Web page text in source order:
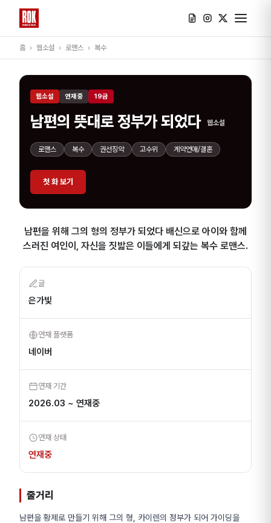
홈 › 웹소설 › 로맨스 › 복수
웹소설 연재중 19금
남편의 뜻대로 정부가 되었다 웹소설
로맨스 복수 권선징악 고수위 계약연애/결혼
첫 화 보기
남편을 위해 그의 형의 정부가 되었다 배신으로 아이와 함께
스러진 여인이, 자신을 짓밟은 이들에게 되갚는 복수 로맨스.
글
은가빛
연재 플랫폼
네이버
연재 기간
2026.03 ~ 연재중
연재 상태
연재중
줄거리
남편을 황제로 만들기 위해 그의 형, 카이렌의 정부가 되어 가이딩을